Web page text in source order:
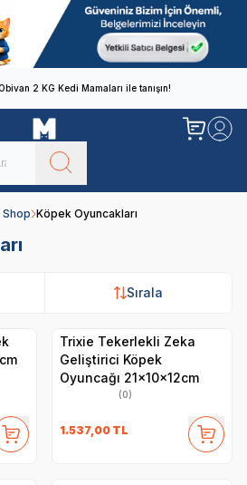
2 KG Kedi Mamaları ile tanışın!
Köpek Oyuncakları
Sırala
Trixie Tekerlekli Zeka
Geliştirici Köpek
Oyuncağı 21x10x12cm
(0)
1.537,00 TL